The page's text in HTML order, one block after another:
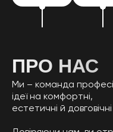
ПРО НАС
Ми – команда
ідеї на комфортні,
естетичні й